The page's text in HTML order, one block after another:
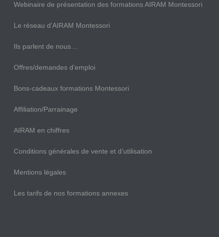
Webinaire de présentation des formations AIRAM Montessori
Le réseau d’AIRAM Montessori
Ils parlent de nous…
Offres/demandes d’emploi
Bons-cadeaux formations Montessori
Affiliation/Parrainage
AIRAM en chiffres
Conditions générales de vente et d’utilisation
Mentions légales
Les tarifs de nos formations annexes